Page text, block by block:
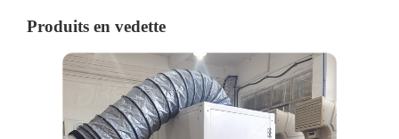
Produits en vedette